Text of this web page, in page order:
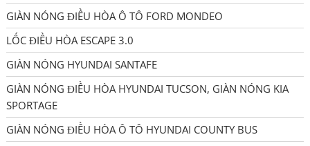
GIÀN NÓNG ĐIỀU HÒA Ô TÔ FORD MONDEO
LỐC ĐIỀU HÒA ESCAPE 3.0
GIÀN NÓNG HYUNDAI SANTAFE
GIÀN NÓNG ĐIỀU HÒA HYUNDAI TUCSON, GIÀN NÓNG KIA
SPORTAGE
GIÀN NÓNG ĐIỀU HÒA Ô TÔ HYUNDAI COUNTY BUS